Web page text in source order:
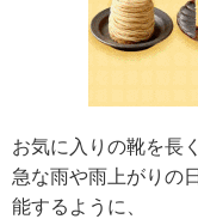
お気に入りの靴を長
急な雨や雨上がりの
能するように、